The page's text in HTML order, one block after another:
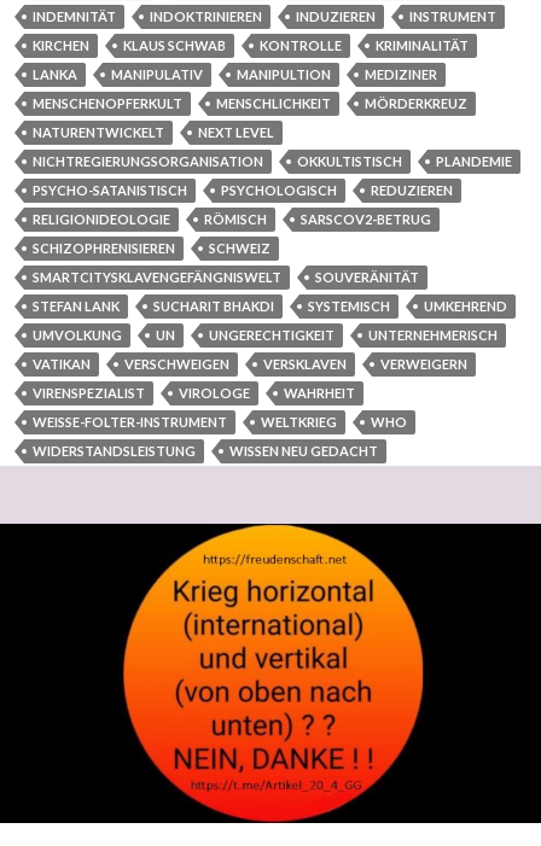
INDEMNITÄT
INDOKTRINIEREN INDUZIEREN
INSTRUMENT
KIRCHEN
KLAUS SCHWAB KONTROLLE
KRIMINALITÄT
LANKA
MANIPULATIV MANIPULTION
MEDIZINER
MENSCHENOPFERKULT
MENSCHLICHKEIT
MÖRDERKREUZ
NATURENTWICKELT
NEXT LEVEL
NICHTREGIERUNGSORGANISATION
OKKULTISTISCH
PLANDEMIE
PSYCHO-SATANISTISCH
PSYCHOLOGISCH
REDUZIEREN
RELIGIONIDEOLOGIE
RÖMISCH
SARSCOV2-BETRUG
SCHIZOPHRENISIEREN
SCHWEIZ
SMARTCITYSKLAVENGEFÄNGNISWELT
SOUVERÄNITÄT
STEFAN LANK
SUCHARIT BHAKDI SYSTEMISCH
UMKEHREND
UMVOLKUNG
UN UNGERECHTIGKEIT
UNTERNEHMERISCH
VATIKAN
VERSCHWEIGEN VERSKLAVEN
VERWEIGERN
VIRENSPEZIALIST
VIROLOGE
WAHRHEIT
WEISSE-FOLTER-INSTRUMENT
WELTKRIEG
WHO
WIDERSTANDSLEISTUNG
WISSEN NEU GEDACHT